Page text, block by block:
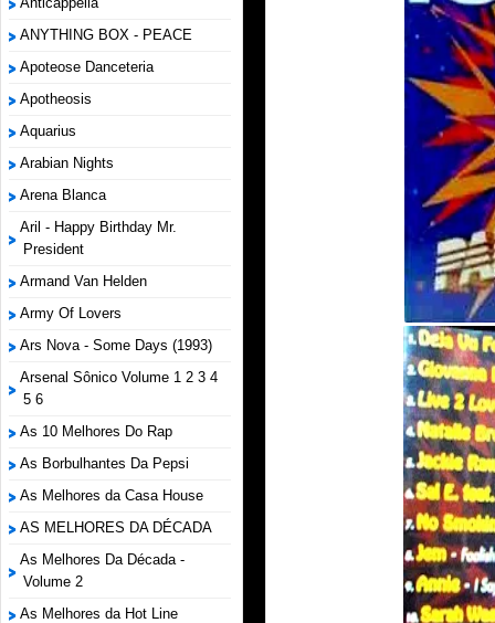
ANYTHING BOX - PEACE
Apoteose Danceteria
Apotheosis
Aquarius
Arabian Nights
Arena Blanca
Aril - Happy Birthday Mr.
President
Armand Van Helden
Army Of Lovers
Ars Nova - Some Days (1993)
Arsenal Sônico Volume 1 2 3 4
5 6
As 10 Melhores Do Rap
As Borbulhantes Da Pepsi
As Melhores da Casa House
AS MELHORES DA DÉCADA
As Melhores Da Década -
Volume 2
As Melhores da Hot Line